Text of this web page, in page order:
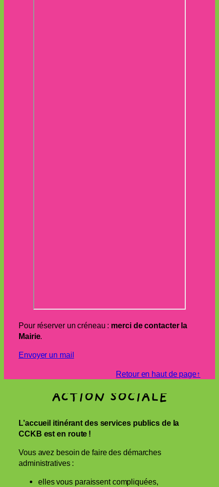
Pour réserver un créneau : merci de contacter la
Mairie.
Envoyer un mail
Retour en haut de page↑
ACTION SOCIALE
L’accueil itinérant des services publics de la
CCKB est en route !
Vous avez besoin de faire des démarches
administratives :
elles vous paraissent compliquées,